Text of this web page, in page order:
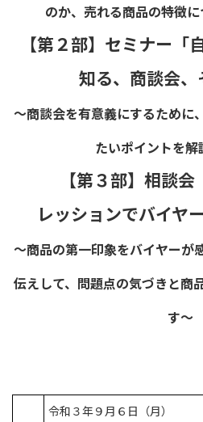
のか、売れる商品の特徴
【第２部】セミナー「
知る、商談会、
～商談会を有意義にするために
たいポイントを
【第３部】相談会
レッションでバイヤ
～商品の第一印象をバイヤーが
伝えして、問題点の気づきと商
す～
令和３年９月６日（月）